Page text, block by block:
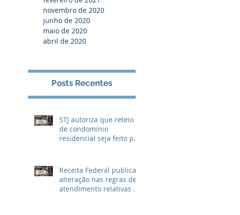
novembro de 2020
junho de 2020
maio de 2020
abril de 2020
Posts Recentes
STJ autoriza que reteio
de condomínio
residencial seja feito por
Receita Federal publica
alteração nas regras de
atendimento relativas ao